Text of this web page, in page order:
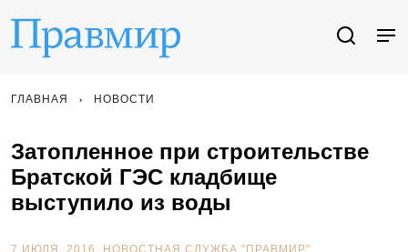
ГЛАВНАЯ НОВОСТИ
Затопленное при строительстве
Братской ГЭС кладбище
выступило из воды
7 ИЮЛЯ, 2016. НОВОСТНАЯ СЛУЖБА "ПРАВМИР"